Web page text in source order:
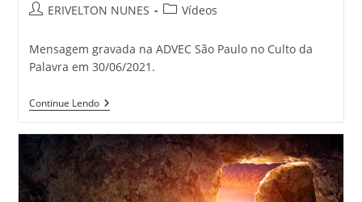
ERIVELTON NUNES Vídeos
Mensagem gravada na ADVEC São Paulo no Culto da
Palavra em 30/06/2021.
Continue Lendo